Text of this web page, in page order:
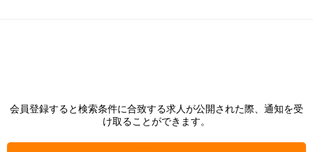
会員登録すると検索条件に合致する求人が公開された際、通知を受
け取ることができます。